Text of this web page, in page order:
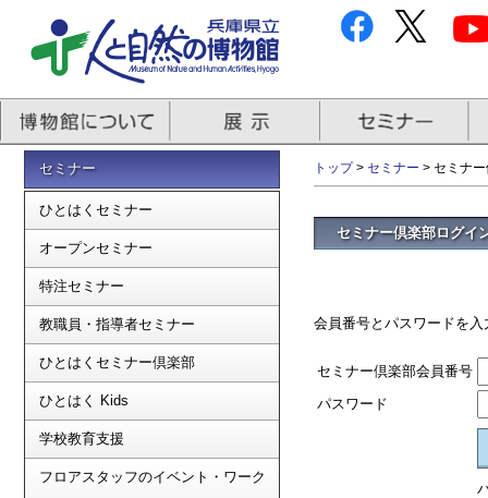
セミナー
ひとはくセミナー
オープンセミナー
特注セミナー
教職員・指導者セミナー
ひとはくセミナー倶楽部
ひとはく Kids
学校教育支援
フロアスタッフのイベント・ワーク
トップ> セミナー > セミナ
セミナー倶楽部ログイ
会員番号とパスワードを
セミナー倶楽部会員番号
パスワード